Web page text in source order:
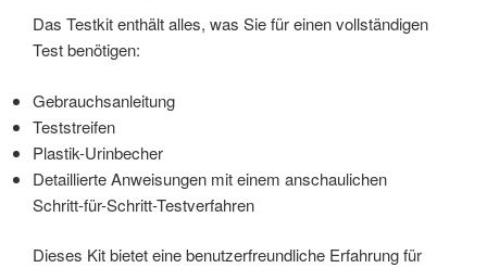
Das Testkit enthält alles, was Sie für einen vollständigen
Test benötigen:
Gebrauchsanleitung
Teststreifen
Plastik-Urinbecher
Detaillierte Anweisungen mit einem anschaulichen
Schritt-für-Schritt-Testverfahren
Dieses Kit bietet eine benutzerfreundliche Erfahrung für